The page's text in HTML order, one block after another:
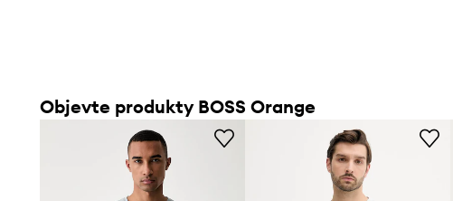
Objevte produkty BOSS Orange